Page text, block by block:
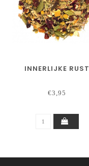
INNERLIJKE RUST
€3,95